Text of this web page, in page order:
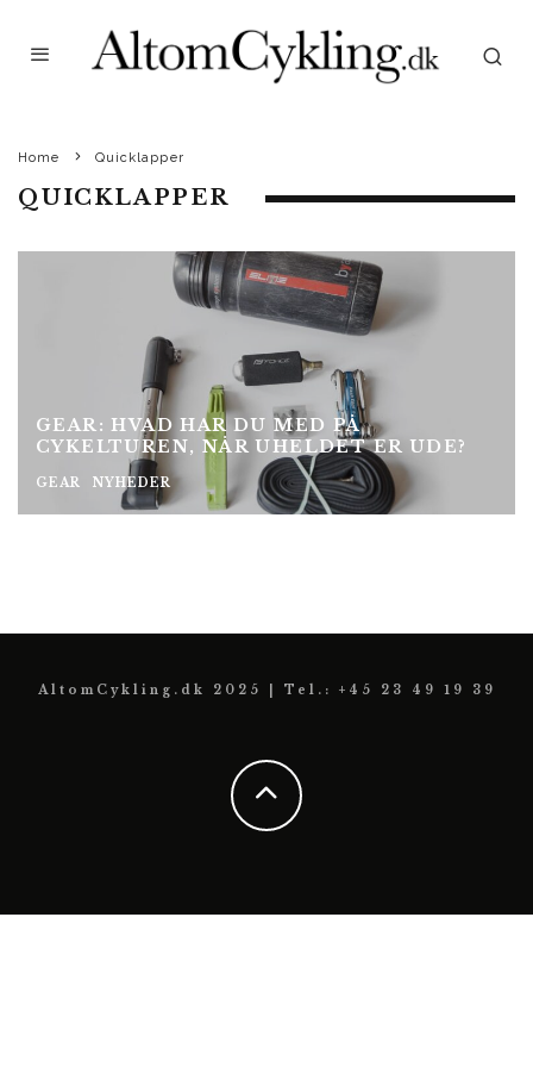
Home Quicklapper
QUICKLAPPER
GEAR: HVAD HAR DU MED PÅ
CYKELTUREN, NÅR UHELDET ER UDE?
GEAR NYHEDER
AltomCykling.dk 2025 | Tel.: +45 23 49 19 39